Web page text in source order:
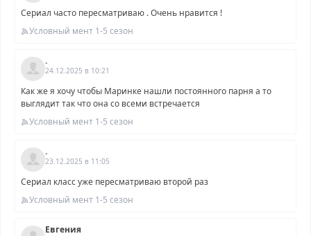
Сериал часто пересматриваю . Очень нравится !
Условный мент 1-5 сезон
.
24.12.2025 в 10:21
Как же я хочу чтобы Маринке нашли постоянного парня а то
выглядит так что она со всеми встречается
Условный мент 1-5 сезон
.
23.12.2025 в 11:05
Сериал класс уже пересматриваю второй раз
Условный мент 1-5 сезон
Евгения